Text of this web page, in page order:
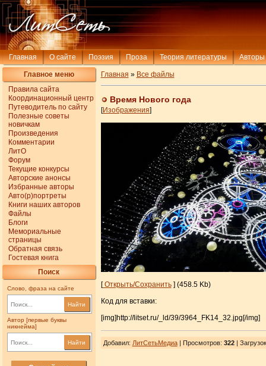
Главная О сайте Поэзия Проза Теория литературы Авторы
Главное меню
Правила сайта
Координационный центр
Путеводитель по сайту
Полезные советы
новичкам
Произведения
Комментарии
ЛитО
Форум
Текущие конкурсы
Авторские анонсы
Избранные авторы
Авто(р)портреты
Книги наших авторов
Файлы
Блоги
Мемориальные
страницы
Обратная связь
Гостевая книга
Поиск
Слово, фраза на сайте
Найти
Автор [первые буквы
никнейма]
Найти
Главная » Все файлы
Время Нового года
[Изображения]
[Открыть/Сохранить] (458.5 Kb)
Код для вставки:
[img]http://litset.ru/_ld/39/3964_FK14_32.jpg[/img]
Добавил: ЛитСетьМедиа| Просмотров: 322| Загрузок